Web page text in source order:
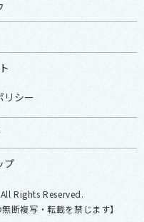
リシー
プ
Rights Reserved.
断複写・転載を禁じます】